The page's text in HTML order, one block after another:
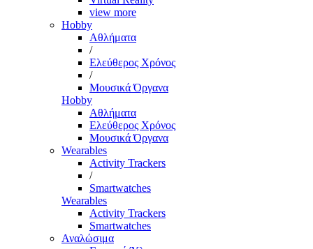
view more
Hobby
Αθλήματα
/
Ελεύθερος Χρόνος
/
Μουσικά Όργανα
Hobby
Αθλήματα
Ελεύθερος Χρόνος
Μουσικά Όργανα
Wearables
Activity Trackers
/
Smartwatches
Wearables
Activity Trackers
Smartwatches
Αναλώσιμα